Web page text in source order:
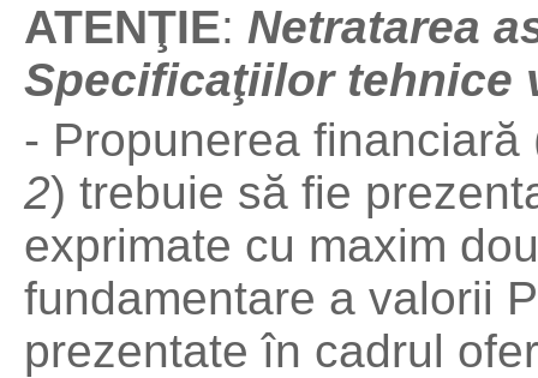
ATENŢIE: Netratarea
Specificaţiilor tehnice
- Propunerea financiară
2) trebuie să fie
exprimate cu maxim
fundamentare a valorii
prezentate în cadrul